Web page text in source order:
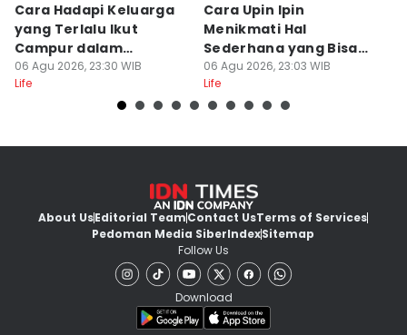
Cara Hadapi Keluarga
yang Terlalu Ikut
Campur dalam
Persiapan Nikah
06 Agu 2026, 23:30 WIB
Life
Cara Upin Ipin
Menikmati Hal
Sederhana yang Bisa
Ditiru oleh Gen Z
06 Agu 2026, 23:03 WIB
Life
About UsEditorial TeamContact UsTerms of Services
Pedoman Media SiberIndexSitemap
Follow Us
Download